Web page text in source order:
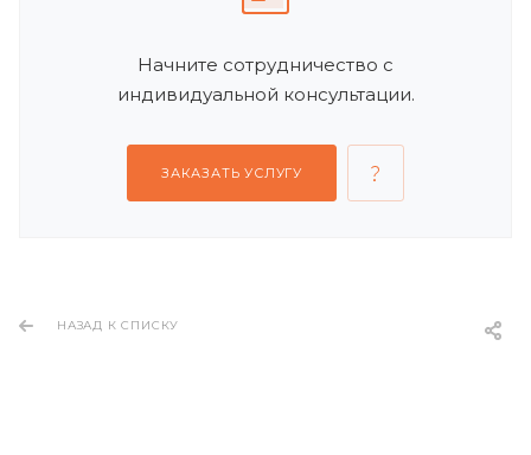
Начните сотрудничество с
индивидуальной консультации.
ЗАКАЗАТЬ УСЛУГУ
НАЗАД К СПИСКУ